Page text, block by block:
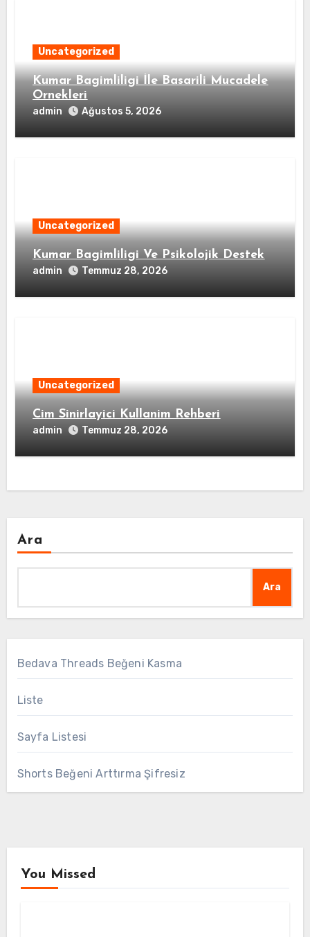
Uncategorized
Kumar Bagimliligi İle Basarili Mucadele
Ornekleri
admin Ağustos 5, 2026
Uncategorized
Kumar Bagimliligi Ve Psikolojik Destek
admin Temmuz 28, 2026
Uncategorized
Cim Sinirlayici Kullanim Rehberi
admin Temmuz 28, 2026
Ara
Ara
Bedava Threads Beğeni Kasma
Liste
Sayfa Listesi
Shorts Beğeni Arttırma Şifresiz
You Missed